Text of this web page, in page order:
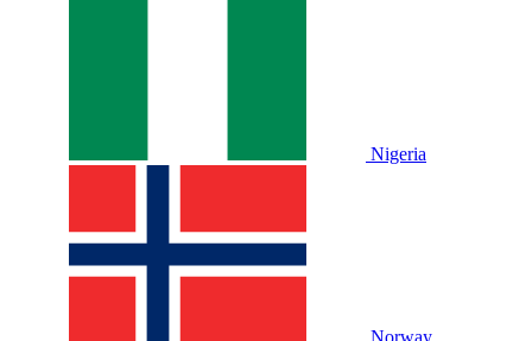
Nigeria
Norway